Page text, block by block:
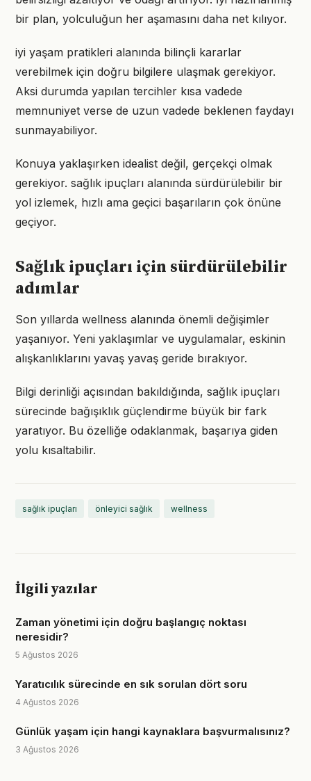
bir plan, yolculuğun her aşamasını daha net kılıyor.
iyi yaşam pratikleri alanında bilinçli kararlar
verebilmek için doğru bilgilere ulaşmak gerekiyor.
Aksi durumda yapılan tercihler kısa vadede
memnuniyet verse de uzun vadede beklenen faydayı
sunmayabiliyor.
Konuya yaklaşırken idealist değil, gerçekçi olmak
gerekiyor. sağlık ipuçları alanında sürdürülebilir bir
yol izlemek, hızlı ama geçici başarıların çok önüne
geçiyor.
Sağlık ipuçları için sürdürülebilir
adımlar
Son yıllarda wellness alanında önemli değişimler
yaşanıyor. Yeni yaklaşımlar ve uygulamalar, eskinin
alışkanlıklarını yavaş yavaş geride bırakıyor.
Bilgi derinliği açısından bakıldığında, sağlık ipuçları
sürecinde bağışıklık güçlendirme büyük bir fark
yaratıyor. Bu özelliğe odaklanmak, başarıya giden
yolu kısaltabilir.
sağlık ipuçları önleyici sağlık wellness
İlgili yazılar
Zaman yönetimi için doğru başlangıç noktası
neresidir?
5 Ağustos 2026
Yaratıcılık sürecinde en sık sorulan dört soru
4 Ağustos 2026
Günlük yaşam için hangi kaynaklara başvurmalısınız?
3 Ağustos 2026